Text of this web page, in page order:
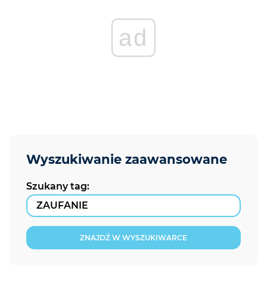
ad
Szukany tag:
ZNAJDŹ W WYSZUKIWARCE